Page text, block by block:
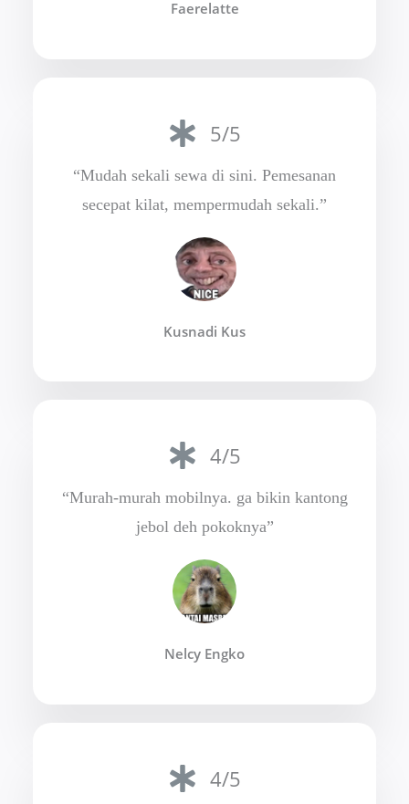
Faerelatte
5/5
“Mudah sekali sewa di sini. Pemesanan
secepat kilat, mempermudah sekali.”
Kusnadi Kus
4/5
“Murah-murah mobilnya. ga bikin kantong
jebol deh pokoknya”
Nelcy Engko
4/5